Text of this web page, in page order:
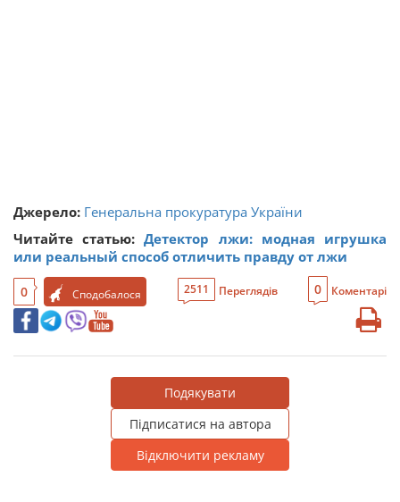
Джерело: Генеральна прокуратура України
Читайте статью:Детектор лжи: модная игрушка
или реальный способ отличить правду от лжи
0 Сподобалося 2511 Переглядів 0 Коментарі
Подякувати
Підписатися на автора
Відключити рекламу